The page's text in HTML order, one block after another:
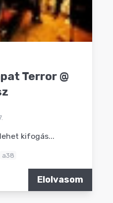
Terror @
kifogás...
a38
Elolvasom